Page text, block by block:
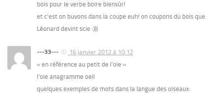
bois pour le verbe boire biensûr!
et c’est on buvons dans la coupe euh! on coupons du bois que
Léonard devint scie :)))
---33---
16 janvier 2012 à 10:12
« en référence au petit de l’oie »
l’oie anagramme oeil
quelques exemples de mots dans la langue des oiseaux: